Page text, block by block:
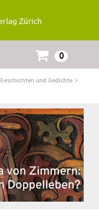
0
Geschichten und Gedichte